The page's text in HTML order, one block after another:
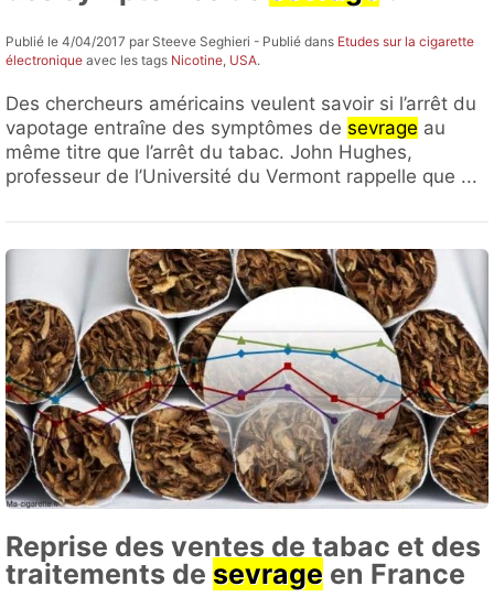
Publié le 4/04/2017 par Steeve Seghieri - Publié dans Etudes sur la cigarette
électronique avec les tags Nicotine, USA.
Des chercheurs américains veulent savoir si l’arrêt du
vapotage entraîne des symptômes de sevrage au
même titre que l’arrêt du tabac. John Hughes,
professeur de l’Université du Vermont rappelle que ...
Reprise des ventes de tabac et des
traitements de sevrage en France